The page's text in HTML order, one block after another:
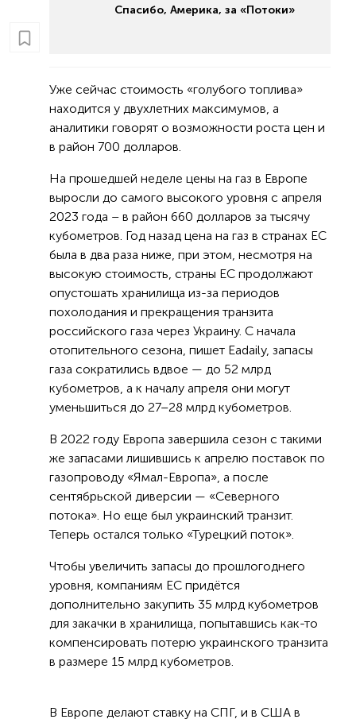
Спасибо, Америка, за «Потоки»
Уже сейчас стоимость «голубого топлива»
находится у двухлетних максимумов, а
аналитики говорят о возможности роста цен и
в район 700 долларов.
На прошедшей неделе цены на газ в Европе
выросли до самого высокого уровня с апреля
2023 года – в район 660 долларов за тысячу
кубометров. Год назад цена на газ в странах ЕС
была в два раза ниже, при этом, несмотря на
высокую стоимость, страны ЕС продолжают
опустошать хранилища из-за периодов
похолодания и прекращения транзита
российского газа через Украину. С начала
отопительного сезона, пишет Eadaily, запасы
газа сократились вдвое — до 52 млрд
кубометров, а к началу апреля они могут
уменьшиться до 27–28 млрд кубометров.
В 2022 году Европа завершила сезон с такими
же запасами лишившись к апрелю поставок по
газопроводу «Ямал-Европа», а после
сентябрьской диверсии — «Северного
потока». Но еще был украинский транзит.
Теперь остался только «Турецкий поток».
Чтобы увеличить запасы до прошлогоднего
уровня, компаниям ЕС придётся
дополнительно закупить 35 млрд кубометров
для закачки в хранилища, попытавшись как-то
компенсировать потерю украинского транзита
в размере 15 млрд кубометров.
В Европе делают ставку на СПГ, и в США в